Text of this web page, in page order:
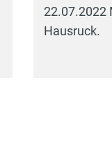
22.07.2022
Hausruck.